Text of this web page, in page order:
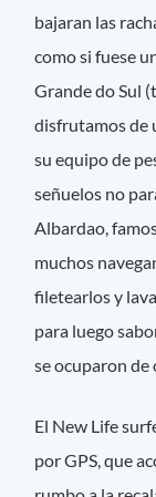
bajaran las
como si fuese
Grande do Sul
disfrutamos de
su equipo de
señuelos no
Albardao,
muchos
filetearlos y
para luego
se ocuparon de
El New Life
por GPS, que